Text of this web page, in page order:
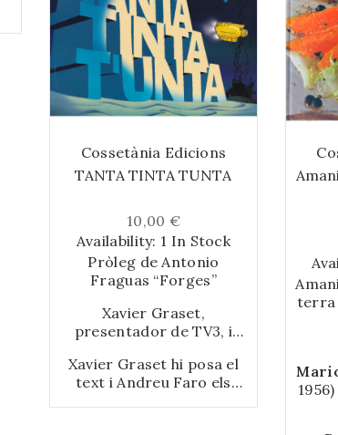
Cossetània Edicions
TANTA TINTA TUNTA
10,00 €
Availability: 1 In Stock
Pròleg de Antonio
Fraguas “Forges”
Xavier Graset,
presentador de TV3, i
gràfic, fan en aquest
llibre un repàs als darrers
esdeveniments del món
Xavier Graset hi posa el
text i Andreu Faro els
terra